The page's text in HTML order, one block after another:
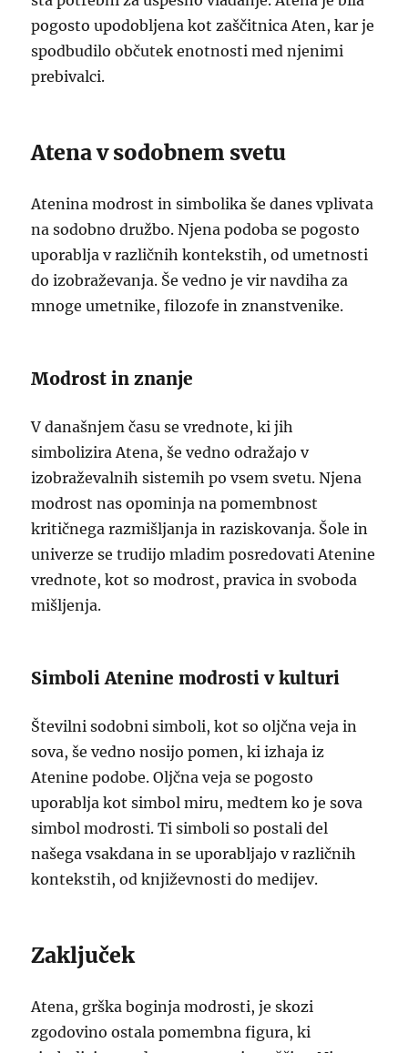
pogosto upodobljena kot zaščitnica Aten, kar je
spodbudilo občutek enotnosti med njenimi
prebivalci.
Atena v sodobnem svetu
Atenina modrost in simbolika še danes vplivata
na sodobno družbo. Njena podoba se pogosto
uporablja v različnih kontekstih, od umetnosti
do izobraževanja. Še vedno je vir navdiha za
mnoge umetnike, filozofe in znanstvenike.
Modrost in znanje
V današnjem času se vrednote, ki jih
simbolizira Atena, še vedno odražajo v
izobraževalnih sistemih po vsem svetu. Njena
modrost nas opominja na pomembnost
kritičnega razmišljanja in raziskovanja. Šole in
univerze se trudijo mladim posredovati Atenine
vrednote, kot so modrost, pravica in svoboda
mišljenja.
Simboli Atenine modrosti v kulturi
Številni sodobni simboli, kot so oljčna veja in
sova, še vedno nosijo pomen, ki izhaja iz
Atenine podobe. Oljčna veja se pogosto
uporablja kot simbol miru, medtem ko je sova
simbol modrosti. Ti simboli so postali del
našega vsakdana in se uporabljajo v različnih
kontekstih, od književnosti do medijev.
Zaključek
Atena, grška boginja modrosti, je skozi
zgodovino ostala pomembna figura, ki